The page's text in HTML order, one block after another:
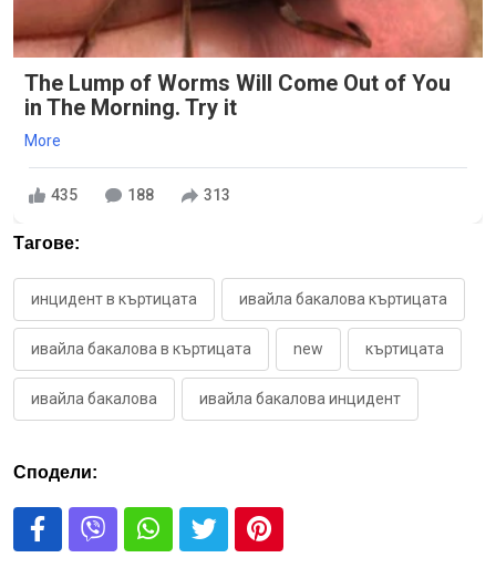
The Lump of Worms Will Come Out of You
in The Morning. Try it
More
435 188 313
Тагове:
инцидент в къртицата ивайла бакалова къртицата
ивайла бакалова в къртицата new къртицата
ивайла бакалова ивайла бакалова инцидент
Сподели: